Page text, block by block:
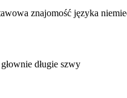
znajomość języka
długie szwy